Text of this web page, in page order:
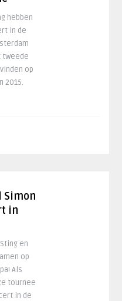
hebben
in de
tweede
op
2015.
Simon
in
en
op
Als
tournee
in de